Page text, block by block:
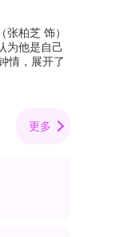
柏芝 饰）
为他是自己
情，展开了
更多